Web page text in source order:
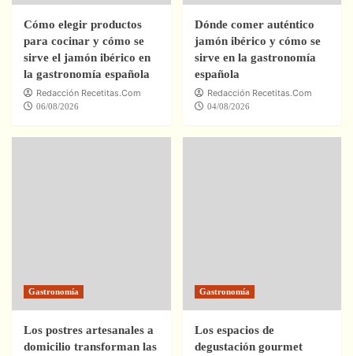
Cómo elegir productos
para cocinar y cómo se
sirve el jamón ibérico en
la gastronomía española
Redacción Recetitas.Com
06/08/2026
Dónde comer auténtico
jamón ibérico y cómo se
sirve en la gastronomía
española
Redacción Recetitas.Com
04/08/2026
Gastronomía
Los postres artesanales a
domicilio transforman las
Gastronomía
Los espacios de
degustación gourmet